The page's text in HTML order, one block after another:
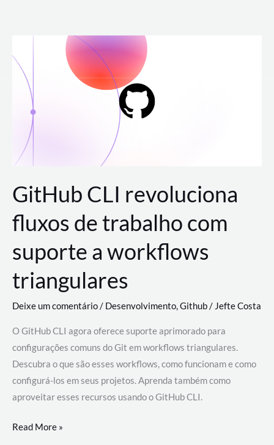
para
conteúdo
GitHub CLI revoluciona
fluxos de trabalho com
suporte a workflows
triangulares
Deixe um comentário/ Desenvolvimento,Github/ Jefte Costa
O GitHub CLI agora oferece suporte aprimorado para
configurações comuns do Git em workflows triangulares.
Descubra o que são esses workflows, como funcionam e como
configurá-los em seus projetos. Aprenda também como
aproveitar esses recursos usando o GitHub CLI.
GitHub
Read More »